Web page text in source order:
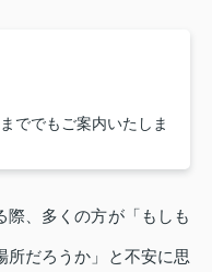
ででもご案内いたしま
際、多くの方が「もしも
所だろうか」と不安に思